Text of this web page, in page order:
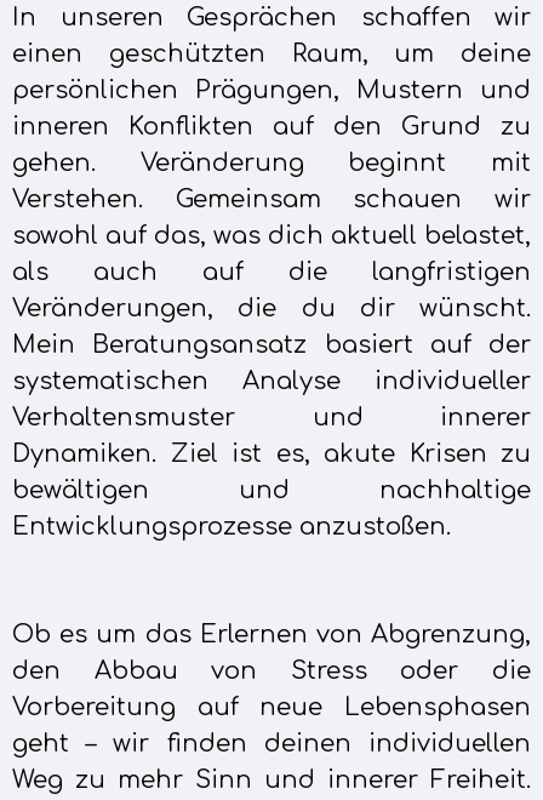
In unseren Gesprächen schaffen wir
einen geschützten Raum, um deine
persönlichen Prägungen, Mustern und
inneren Konflikten auf den Grund zu
gehen. Veränderung beginnt mit
Verstehen. Gemeinsam schauen wir
sowohl auf das, was dich aktuell belastet,
als auch auf die langfristigen
Veränderungen, die du dir wünscht.
Mein Beratungsansatz basiert auf der
systematischen Analyse individueller
Verhaltensmuster und innerer
Dynamiken. Ziel ist es, akute Krisen zu
bewältigen und nachhaltige
Entwicklungsprozesse anzustoßen.
Ob es um das Erlernen von Abgrenzung,
den Abbau von Stress oder die
Vorbereitung auf neue Lebensphasen
geht – wir finden deinen individuellen
Weg zu mehr Sinn und innerer Freiheit.